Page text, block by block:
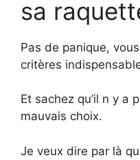
sa
Pas de panique,
critères
Et sachez qu’il n y a
mauvais choix.
Je veux dire par là